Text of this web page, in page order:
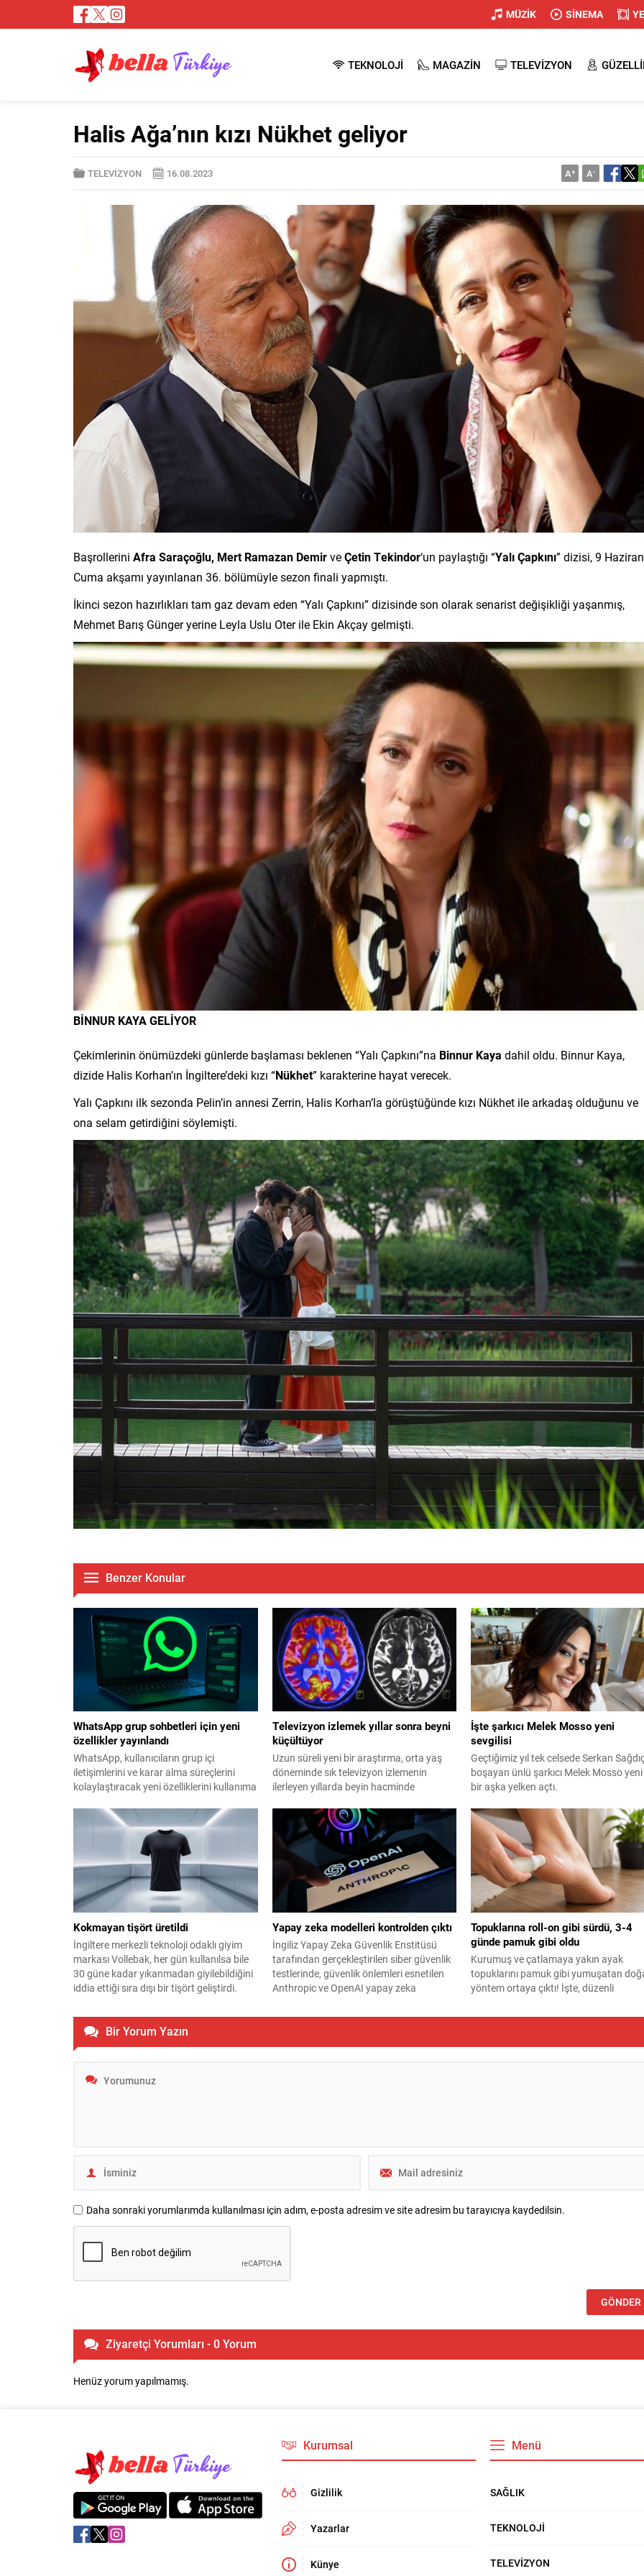
MÜZİK SİNEMA
TEKNOLOJİ MAGAZİN TELEVİZYON
Halis Ağa’nın kızı Nükhet geliyor
TELEVİZYON 16.08.2023 A+ A-
Başrollerini Afra Saraçoğlu, Mert Ramazan DemirveÇetin Tekindor‘un paylaştığı “Yalı Çapkını” dizisi, 9 Haziran
Cuma akşamı yayınlanan 36. bölümüyle sezon finali yapmıştı.
İkinci sezon hazırlıkları tam gaz devam eden “Yalı Çapkını” dizisinde son olarak senarist değişikliği yaşanmış,
Mehmet Barış Günger yerine Leyla Uslu Oter ile Ekin Akçay gelmişti.
BİNNUR KAYA GELİYOR
Çekimlerinin önümüzdeki günlerde başlaması beklenen “Yalı Çapkını”na Binnur Kaya dahil oldu. Binnur Kaya,
dizide Halis Korhan’ın İngiltere’deki kızı “Nükhet” karakterine hayat verecek.
Yalı Çapkını ilk sezonda Pelin’in annesi Zerrin, Halis Korhan’la görüştüğünde kızı Nükhet ile arkadaş olduğunu ve
ona selam getirdiğini söylemişti.
Benzer Konular
WhatsApp grup sohbetleri için yeni
özellikler yayınlandı
WhatsApp, kullanıcıların grup içi
iletişimlerini ve karar alma süreçlerini
kolaylaştıracak yeni özelliklerini kullanıma
Televizyon izlemek yıllar sonra beyni
küçültüyor
Uzun süreli yeni bir araştırma, orta yaş
döneminde sık televizyon izlemenin
ilerleyen yıllarda beyin hacminde
ortaya koydu.
İşte şarkıcı Melek Mosso yeni
sevgilisi
Geçtiğimiz yıl tek celsede Serkan
boşayan ünlü şarkıcı Melek Mosso yeni
bir aşka yelken açtı.
Kokmayan tişört üretildi
İngiltere merkezli teknoloji odaklı giyim
markası Vollebak, her gün kullanılsa bile
30 güne kadar yıkanmadan giyilebildiğini
iddia ettiği sıra dışı bir tişört geliştirdi.
Yapay zeka modelleri kontrolden çıktı
İngiliz Yapay Zeka Güvenlik Enstitüsü
tarafından gerçekleştirilen siber güvenlik
testlerinde, güvenlik önlemleri esnetilen
Anthropic ve OpenAI yapay zeka
çalıştığı tespit edildi.
Topuklarına roll-on gibi sürdü, 3-4
günde pamuk gibi oldu
Kurumuş ve çatlamaya yakın ayak
topuklarını pamuk gibi yumuşatan
yöntem ortaya çıktı! İşte, düzenli
Bir Yorum Yazın
Daha sonraki yorumlarımda kullanılması için adım, e-posta adresim ve site adresim bu tarayıcıya kaydedilsin.
Ziyaretçi Yorumları - 0 Yorum
Henüz yorum yapılmamış.
Kurumsal
Gizlilik
Yazarlar
Künye
Menü
SAĞLIK
TEKNOLOJİ
TELEVİZYON